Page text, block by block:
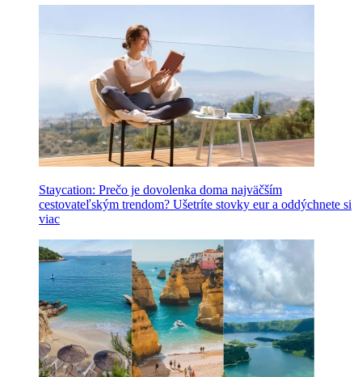
Staycation: Prečo je dovolenka doma najväčším
cestovateľským trendom? Ušetríte stovky eur a oddýchnete si
viac